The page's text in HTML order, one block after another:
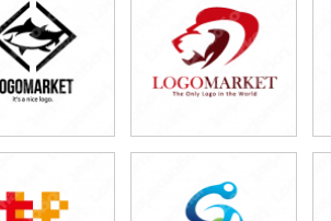
49,800円
込54,780円)
49,800円
(税込54,780円)
49,800円
込54,780円)
49,800円
(税込54,780円)